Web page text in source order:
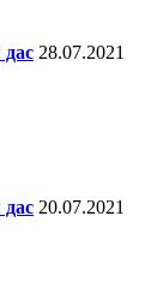
28.07.2021
20.07.2021